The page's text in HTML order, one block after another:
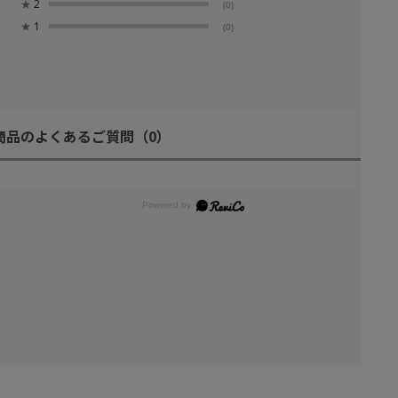
★ 2 (0)
★ 1 (0)
品のよくあるご質問 （0）